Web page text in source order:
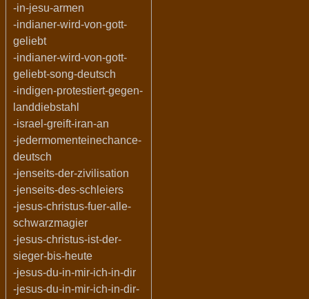
-in-jesu-armen
-indianer-wird-von-gott-
geliebt
-indianer-wird-von-gott-
geliebt-song-deutsch
-indigen-protestiert-gegen-
landdiebstahl
-israel-greift-iran-an
-jedermomenteinechance-
deutsch
-jenseits-der-zivilisation
-jenseits-des-schleiers
-jesus-christus-fuer-alle-
schwarzmagier
-jesus-christus-ist-der-
sieger-bis-heute
-jesus-du-in-mir-ich-in-dir
-jesus-du-in-mir-ich-in-dir-